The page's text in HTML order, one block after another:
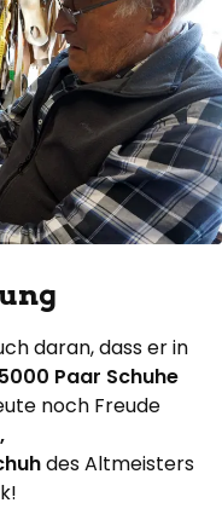
daran, dass er in
Paar Schuhe
noch Freude
des Altmeisters